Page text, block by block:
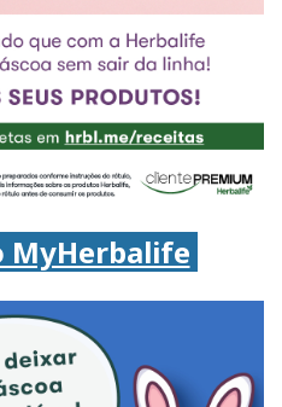
MyHerbalife